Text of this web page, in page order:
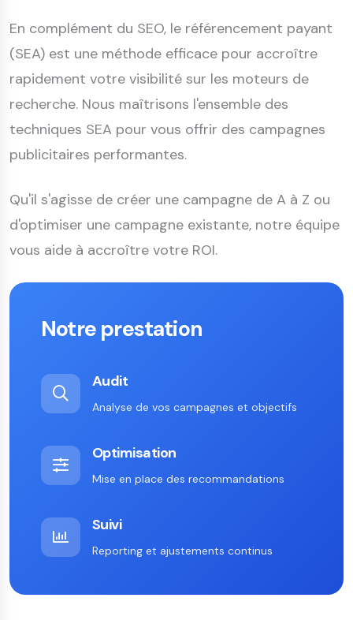
En complément du SEO, le référencement payant
(SEA) est une méthode efficace pour accroître
rapidement votre visibilité sur les moteurs de
recherche. Nous maîtrisons l'ensemble des
techniques SEA pour vous offrir des campagnes
publicitaires performantes.
Qu'il s'agisse de créer une campagne de A à Z ou
d'optimiser une campagne existante, notre équipe
vous aide à accroître votre ROI.
Notre prestation
Audit
Analyse de vos campagnes et objectifs
Optimisation
Mise en place des recommandations
Suivi
Reporting et ajustements continus